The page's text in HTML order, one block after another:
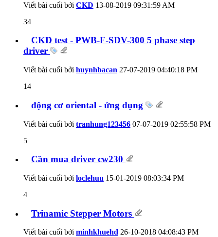
Viết bài cuối bởi CKD 13-08-2019 09:31:59 AM
34
CKD test - PWB-F-SDV-300 5 phase step
driver
Viết bài cuối bởi huynhbacan 27-07-2019 04:40:18 PM
14
động cơ oriental - ứng dụng
Viết bài cuối bởi tranhung123456 07-07-2019 02:55:58 PM
5
Cần mua driver cw230
Viết bài cuối bởi loclehuu 15-01-2019 08:03:34 PM
4
Trinamic Stepper Motors
Viết bài cuối bởi minhkhuehd 26-10-2018 04:08:43 PM